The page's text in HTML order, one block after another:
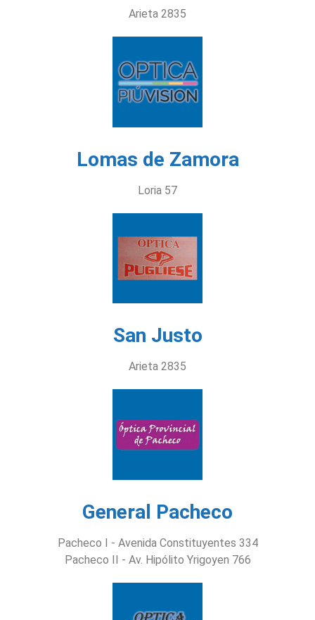
Arieta 2835
Lomas de Zamora
Loria 57
San Justo
Arieta 2835
General Pacheco
Pacheco I - Avenida Constituyentes 334
Pacheco II - Av. Hipólito Yrigoyen 766